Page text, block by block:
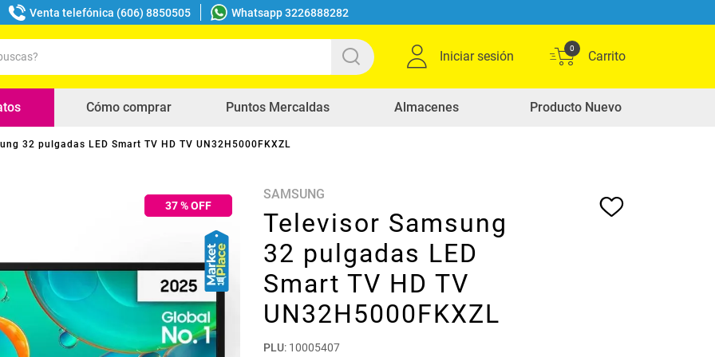
Venta telefónica (606) 8850505 Whatsapp 3226888282
Iniciar sesión
0
Cómo comprar Puntos Mercaldas Almacenes Producto Nuevo
32 pulgadas LED Smart TV HD TV UN32H5000FKXZL
37% OFF
SAMSUNG
Televisor Samsung
32 pulgadas LED
Smart TV HD TV
UN32H5000FKXZL
PLU: 10005407
buscados